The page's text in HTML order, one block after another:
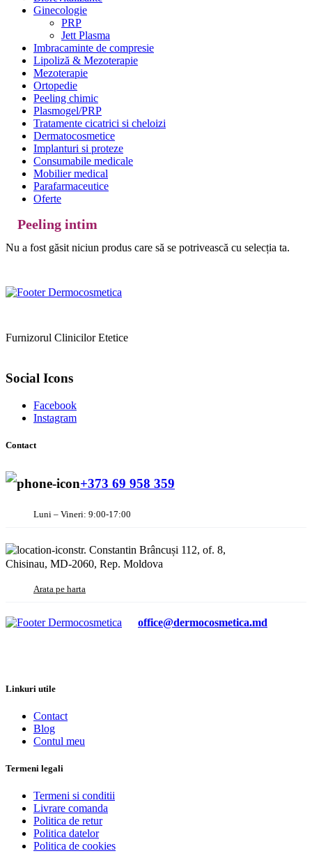
Ginecologie
PRP
Jett Plasma
Imbracaminte de compresie
Lipoliză & Mezoterapie
Mezoterapie
Ortopedie
Peeling chimic
Plasmogel/PRP
Tratamente cicatrici si cheloizi
Dermatocosmetice
Implanturi si proteze
Consumabile medicale
Mobilier medical
Parafarmaceutice
Oferte
Peeling intim
Nu a fost găsit niciun produs care să se potrivească cu selecția ta.
Furnizorul Clinicilor Etetice
Social Icons
Facebook
Instagram
Contact
+373 69 958 359
Luni – Vineri: 9:00-17:00
str. Constantin Brâncuși 112, of. 8,
Chisinau, MD-2060, Rep. Moldova
Arata pe harta
office@dermocosmetica.md
Linkuri utile
Contact
Blog
Contul meu
Termeni legali
Termeni si conditii
Livrare comanda
Politica de retur
Politica datelor
Politica de cookies